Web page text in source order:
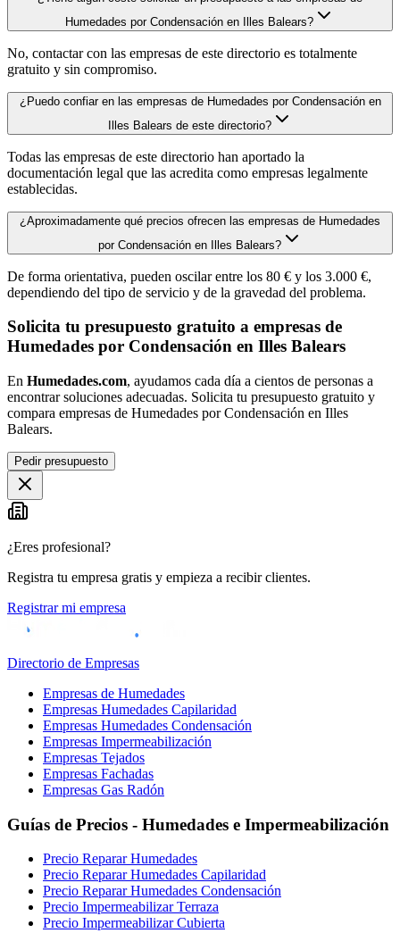
Humedades por Condensación en Illes Balears?
No, contactar con las empresas de este directorio es totalmente
gratuito y sin compromiso.
¿Puedo confiar en las empresas de Humedades por Condensación en
Illes Balears de este directorio?
Todas las empresas de este directorio han aportado la
documentación legal que las acredita como empresas legalmente
establecidas.
¿Aproximadamente qué precios ofrecen las empresas de Humedades
por Condensación en Illes Balears?
De forma orientativa, pueden oscilar entre los 80 € y los 3.000 €,
dependiendo del tipo de servicio y de la gravedad del problema.
Solicita tu presupuesto gratuito a empresas de
Humedades por Condensación en Illes Balears
En Humedades.com, ayudamos cada día a cientos de personas a
encontrar soluciones adecuadas. Solicita tu presupuesto gratuito y
compara empresas de Humedades por Condensación en Illes
Balears.
Pedir presupuesto
¿Eres profesional?
Registra tu empresa gratis y empieza a recibir clientes.
Registrar mi empresa
Directorio de Empresas
Empresas de Humedades
Empresas Humedades Capilaridad
Empresas Humedades Condensación
Empresas Impermeabilización
Empresas Tejados
Empresas Fachadas
Empresas Gas Radón
Guías de Precios - Humedades e Impermeabilización
Precio Reparar Humedades
Precio Reparar Humedades Capilaridad
Precio Reparar Humedades Condensación
Precio Impermeabilizar Terraza
Precio Impermeabilizar Cubierta